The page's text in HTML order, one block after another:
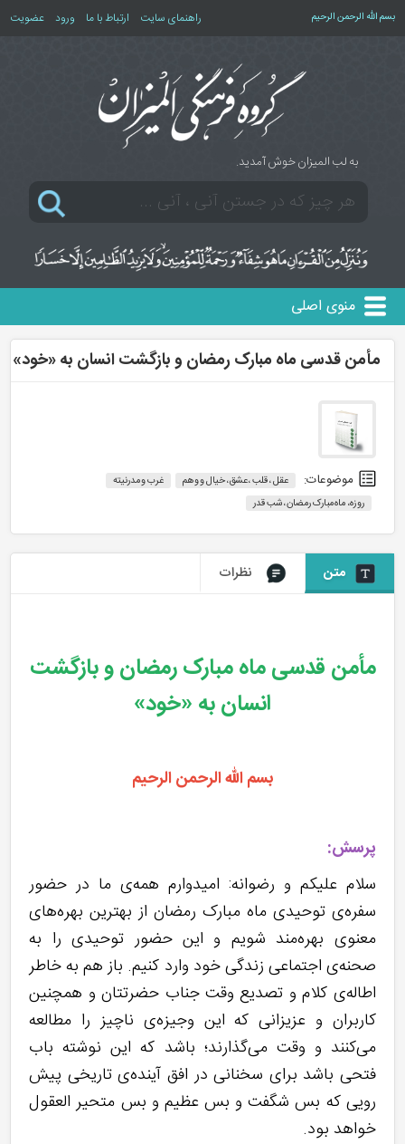
بسم الله الرحمن الرحیم راهنمای سایت ارتباط با ما ورود عضویت
به لب المیزان خوش آمدید.
منوی اصلی
مأمن قدسی ماه مبارک رمضان و بازگشت انسان به «خود»
موضوعات: عقل ، قلب ،عشق، خیال و وهم
غرب و مدرنیته
روزه، ماه مبارک رمضان ،شب قدر
متن نظرات
مأمن قدسی ماه مبارک رمضان و بازگشت
انسان به «خود»
بسم الله الرحمن الرحیم
پرسش:
سلام علیکم و رضوانه: امیدوارم همه‌ی ما در حضور
سفره‌ی توحیدی ماه مبارک رمضان از بهترین بهره‌های
معنوی بهره‌مند شویم و این حضور توحیدی را به
صحنه‌ی اجتماعی زندگی خود وارد کنیم. باز هم به خاطر
اطاله‌ی کلام و تصدیع وقت جناب حضرتتان و همچنین
کاربران و عزیزانی که این وجیزه‌ی ناچیز را مطالعه
می‌کنند و وقت می‌گذارند؛ باشد که این نوشته باب
فتحی باشد برای سخنانی در افق آینده‌ی تاریخی پیش
رویی که بس شگفت و بس عظیم و بس متحیر العقول
خواهد بود.